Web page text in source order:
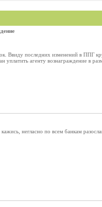
Ввиду последних изменений в ППГ
уплатить агенту вознаграждение в
негласно по всем банкам